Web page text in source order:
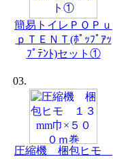
簡易トイレＰＯＰｕ
ｐＴＥＮＴ(ﾎﾟｯﾌﾟｱｯ
ﾌﾟﾃﾝﾄ)セット①
03.
圧縮機 梱包ヒモ